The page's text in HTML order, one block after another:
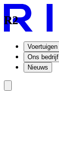
Voertuigen
Ons bedrijf
Nieuws
R2